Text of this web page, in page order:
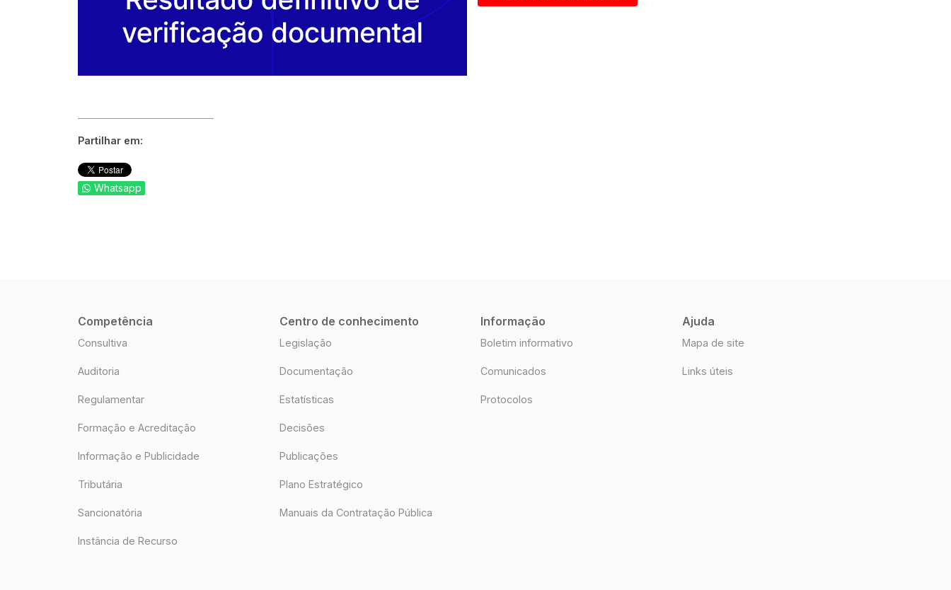
Partilhar em:
Whatsapp
Competência
Consultiva
Auditoria
Regulamentar
Formação e Acreditação
Informação e Publicidade
Tributária
Sancionatória
Instância de Recurso
Centro de conhecimento
Legislação
Documentação
Estatísticas
Decisões
Publicações
Plano Estratégico
Manuais da Contratação Pública
Informação
Boletim informativo
Comunicados
Protocolos
Ajuda
Mapa de site
Links úteis